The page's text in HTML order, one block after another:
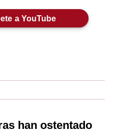
a YouTube
han ostentado